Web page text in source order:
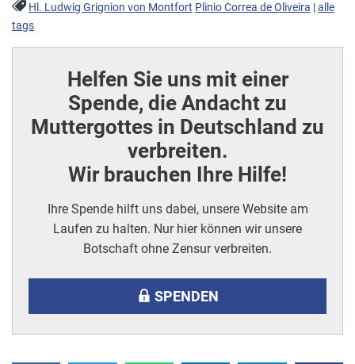
Hl. Ludwig Grignion von Montfort Plinio Correa de Oliveira |alle
tags
Helfen Sie uns mit einer
Spende, die Andacht zu
Muttergottes in Deutschland zu
verbreiten.
Wir brauchen Ihre Hilfe!
Ihre Spende hilft uns dabei, unsere Website am
Laufen zu halten. Nur hier können wir unsere
Botschaft ohne Zensur verbreiten.
SPENDEN